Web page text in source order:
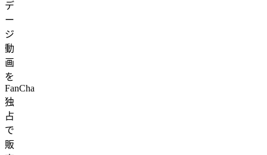
デ
ー
ジ
動
画
を
FanCha
独
占
で
販